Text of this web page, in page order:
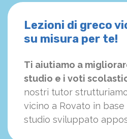
Lezioni di greco
su misura per te!
Ti aiutiamo a
studio e i voti
nostri tutor
vicino a Rovato in base
studio sviluppato